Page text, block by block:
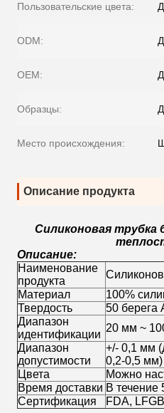
Пользовательские цвета:
ODM:
OEM:
Образцы:
Место происхождения:
Описание продукта
Силиконовая трубка
Описание:
Наименование
продукта
Материал
100%
Твердость
50 берега
Диапазон
идентификации
20 мм ~
Диапазон
допустимости
+/- 0,1 мм
0,2-0,5 мм)
Цвета
Можно
Время доставки В течение
Сертификация
FDA,